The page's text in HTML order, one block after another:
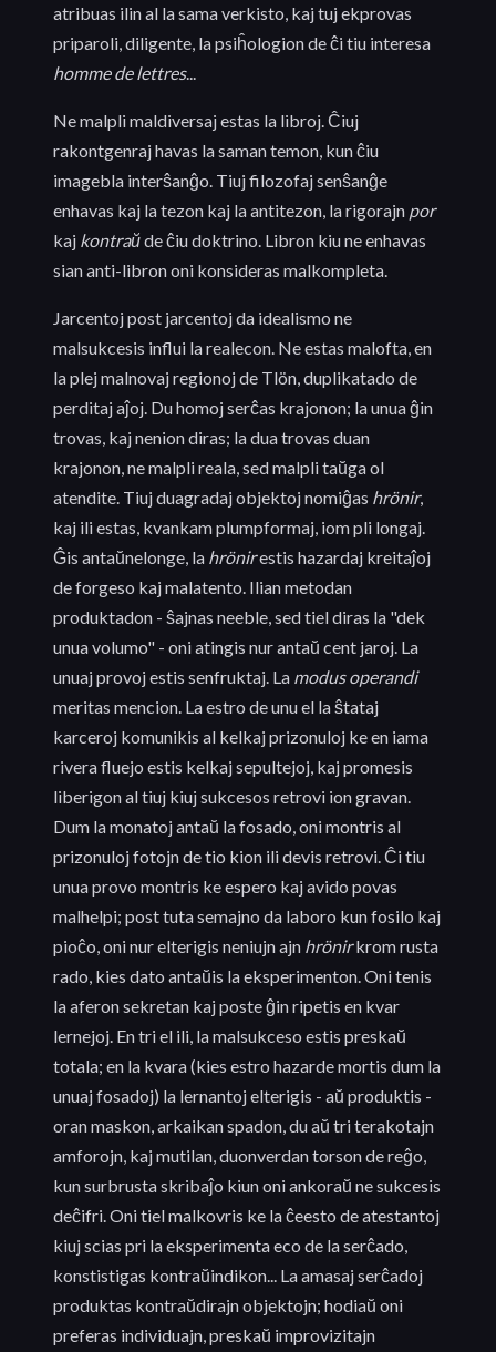
atribuas ilin al la sama verkisto, kaj tuj ekprovas
priparoli, diligente, la psiĥologion de ĉi tiu interesa
homme de lettres...
Ne malpli maldiversaj estas la libroj. Ĉiuj
rakontgenraj havas la saman temon, kun ĉiu
imagebla interŝanĝo. Tiuj filozofaj senŝanĝe
enhavas kaj la tezon kaj la antitezon, la rigorajn por
kaj kontraŭde ĉiu doktrino. Libron kiu ne enhavas
sian anti-libron oni konsideras malkompleta.
Jarcentoj post jarcentoj da idealismo ne
malsukcesis influi la realecon. Ne estas malofta, en
la plej malnovaj regionoj de Tlön, duplikatado de
perditaj aĵoj. Du homoj serĉas krajonon; la unua ĝin
trovas, kaj nenion diras; la dua trovas duan
krajonon, ne malpli reala, sed malpli taŭga ol
atendite. Tiuj duagradaj objektoj nomiĝas hrönir,
kaj ili estas, kvankam plumpformaj, iom pli longaj.
Ĝis antaŭnelonge, la hrönirestis hazardaj kreitaĵoj
de forgeso kaj malatento. Ilian metodan
produktadon - ŝajnas neeble, sed tiel diras la "dek
unua volumo" - oni atingis nur antaŭ cent jaroj. La
unuaj provoj estis senfruktaj. La modus operandi
meritas mencion. La estro de unu el la ŝtataj
karceroj komunikis al kelkaj prizonuloj ke en iama
rivera fluejo estis kelkaj sepultejoj, kaj promesis
liberigon al tiuj kiuj sukcesos retrovi ion gravan.
Dum la monatoj antaŭ la fosado, oni montris al
prizonuloj fotojn de tio kion ili devis retrovi. Ĉi tiu
unua provo montris ke espero kaj avido povas
malhelpi; post tuta semajno da laboro kun fosilo kaj
pioĉo, oni nur elterigis neniujn ajn hrönirkrom rusta
rado, kies dato antaŭis la eksperimenton. Oni tenis
la aferon sekretan kaj poste ĝin ripetis en kvar
lernejoj. En tri el ili, la malsukceso estis preskaŭ
totala; en la kvara (kies estro hazarde mortis dum la
unuaj fosadoj) la lernantoj elterigis - aŭ produktis -
oran maskon, arkaikan spadon, du aŭ tri terakotajn
amforojn, kaj mutilan, duonverdan torson de reĝo,
kun surbrusta skribaĵo kiun oni ankoraŭ ne sukcesis
deĉifri. Oni tiel malkovris ke la ĉeesto de atestantoj
kiuj scias pri la eksperimenta eco de la serĉado,
konstistigas kontraŭindikon... La amasaj serĉadoj
produktas kontraŭdirajn objektojn; hodiaŭ oni
preferas individuajn, preskaŭ improvizitajn